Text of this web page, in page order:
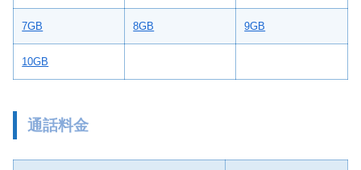
7GB 8GB 9GB
10GB
通話料金